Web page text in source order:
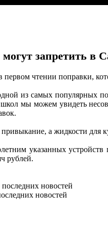
запретить в
первом чтении поправки,
из самых популярных
мы можем увидеть
а жидкости для
указанных
рублей.
новостей
новостей